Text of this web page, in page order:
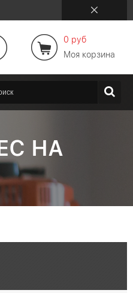
0 руб
Моя корзина
НА